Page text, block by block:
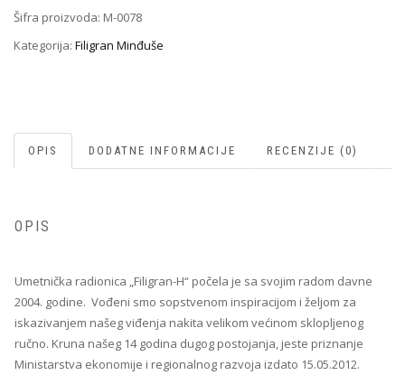
Šifra proizvoda: M-0078
Kategorija: Filigran Minđuše
OPIS DODATNE INFORMACIJE RECENZIJE (0)
OPIS
Umetnička radionica „Filigran-H“ počela je sa svojim radom davne
2004. godine. Vođeni smo sopstvenom inspiracijom i željom za
iskazivanjem našeg viđenja nakita velikom većinom sklopljenog
ručno. Kruna našeg 14 godina dugog postojanja, jeste priznanje
Ministarstva ekonomije i regionalnog razvoja izdato 15.05.2012.